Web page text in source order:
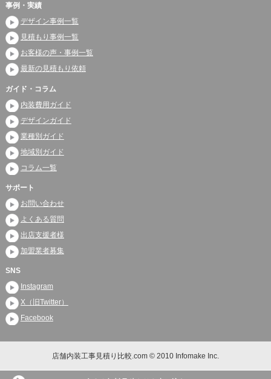
事例・実績
デザイン事例一覧
見積もり事例一覧
お客様の声・事例一覧
最新の見積もり依頼
ガイド・コラム
内装費用ガイド
デザインガイド
業種別ガイド
地域別ガイド
コラム一覧
サポート
お問い合わせ
よくある質問
出店支援者様
加盟業者募集
SNS
Instagram
X（旧Twitter）
Facebook
店舗内装工事見積り比較.com © 2010 Infomake Inc.